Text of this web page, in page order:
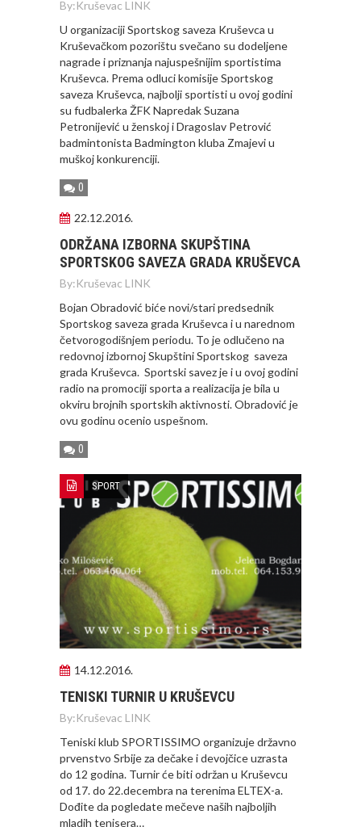
By:Kruševac LINK
U organizaciji Sportskog saveza Kruševca u
Kruševačkom pozorištu svečano su dodeljene
nagrade i priznanja najuspešnijim sportistima
Kruševca. Prema odluci komisije Sportskog
saveza Kruševca, najbolji sportisti u ovoj godini
su fudbalerka ŽFK Napredak Suzana
Petronijević u ženskoj i Dragoslav Petrović
badmintonista Badmington kluba Zmajevi u
muškoj konkurenciji.
0
22.12.2016.
ODRŽANA IZBORNA SKUPŠTINA
SPORTSKOG SAVEZA GRADA KRUŠEVCA
By:Kruševac LINK
Bojan Obradović biće novi/stari predsednik
Sportskog saveza grada Kruševca i u narednom
četvorogodišnjem periodu. To je odlučeno na
redovnoj izbornoj Skupštini Sportskog saveza
grada Kruševca. Sportski savez je i u ovoj godini
radio na promociji sporta a realizacija je bila u
okviru brojnih sportskih aktivnosti. Obradović je
ovu godinu ocenio uspešnom.
0
SPORT
14.12.2016.
TENISKI TURNIR U KRUŠEVCU
By:Kruševac LINK
Teniski klub SPORTISSIMO organizuje državno
prvenstvo Srbije za dečake i devojčice uzrasta
do 12 godina. Turnir će biti održan u Kruševcu
od 17. do 22.decembra na terenima ELTEX-a.
Dođite da pogledate mečeve naših najboljih
mladih tenisera…